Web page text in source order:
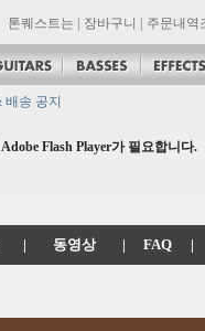
톤퀘스트는 장바구니 주문내역
송 공지
내입니다.
되었습니다. -> .com 에서 .co.kr 로
Flash Player가 필요합니다.
| 동영상 | FAQ |